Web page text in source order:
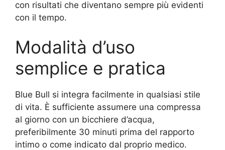
con risultati che diventano sempre più evidenti
con il tempo.
Modalità d’uso
semplice e pratica
Blue Bull si integra facilmente in qualsiasi stile
di vita. È sufficiente assumere una compressa
al giorno con un bicchiere d’acqua,
preferibilmente 30 minuti prima del rapporto
intimo o come indicato dal proprio medico.